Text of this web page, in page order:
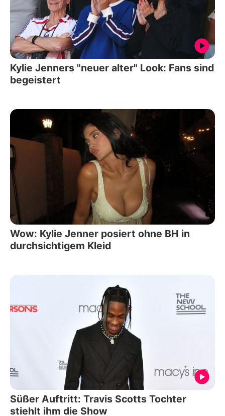
Kylie Jenners "neuer alter" Look: Fans sind
begeistert
Wow: Kylie Jenner posiert ohne BH in
durchsichtigem Kleid
Süßer Auftritt: Travis Scotts Tochter
stiehlt ihm die Show